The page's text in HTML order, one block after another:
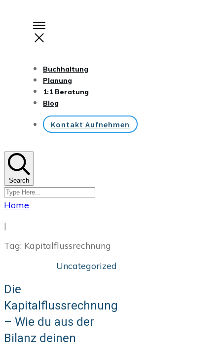
Buchhaltung
Planung
1:1 Beratung
Blog
Kontakt Aufnehmen
Search
Home
|
Tag: Kapitalflussrechnung
Uncategorized
Die
Kapitalflussrechnung
– Wie du aus der
Bilanz deinen